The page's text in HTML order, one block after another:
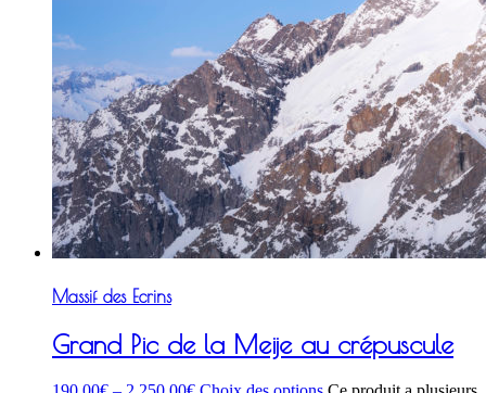
Massif des Ecrins
Grand Pic de la Meije au crépuscule